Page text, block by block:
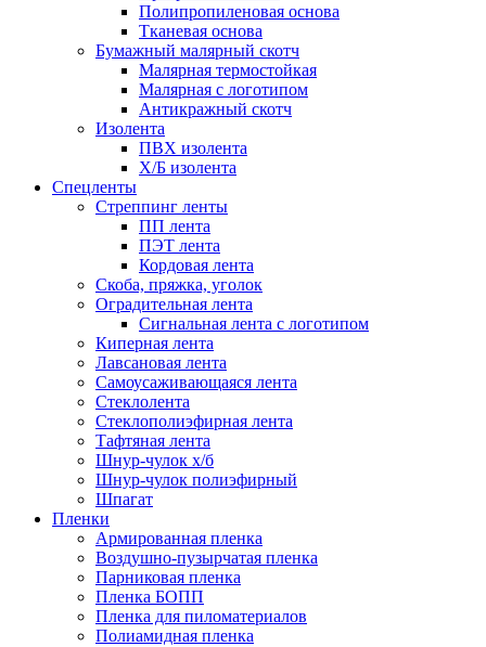
Полипропиленовая основа
Тканевая основа
Бумажный малярный скотч
Малярная термостойкая
Малярная с логотипом
Антикражный скотч
Изолента
ПВХ изолента
Х/Б изолента
Спецленты
Стреппинг ленты
ПП лента
ПЭТ лента
Кордовая лента
Скоба, пряжка, уголок
Оградительная лента
Сигнальная лента с логотипом
Киперная лента
Лавсановая лента
Самоусаживающаяся лента
Стеклолента
Стеклополиэфирная лента
Тафтяная лента
Шнур-чулок х/б
Шнур-чулок полиэфирный
Шпагат
Пленки
Армированная пленка
Воздушно-пузырчатая пленка
Парниковая пленка
Пленка БОПП
Пленка для пиломатериалов
Полиамидная пленка